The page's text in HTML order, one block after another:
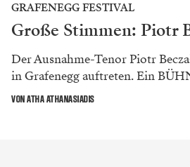
GRAFENEGG FESTIVAL
Große Stimmen: Piotr
Der Ausnahme-Tenor Piotr
in Grafenegg auftreten. Ein
VON ATHA ATHANASIADIS